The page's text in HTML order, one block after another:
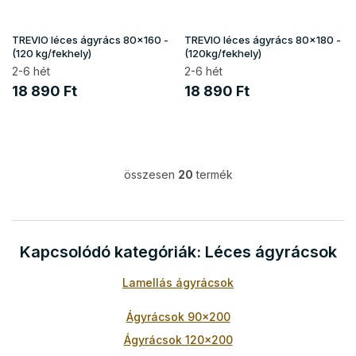
TREVIO léces ágyrács 80x160 -
(120 kg/fekhely)
2-6 hét
18 890 Ft
TREVIO léces ágyrács 80x180 -
(120kg/fekhely)
2-6 hét
18 890 Ft
L
t
a
i
á
y
í
t
összesen 20 termék
Kapcsolódó kategóriák: Léces ágyrácsok
Lamellás ágyrácsok
Ágyrácsok 90x200
Ágyrácsok 120x200